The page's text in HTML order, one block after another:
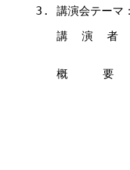
3. 講演会テーマ
講  演  者
概     要